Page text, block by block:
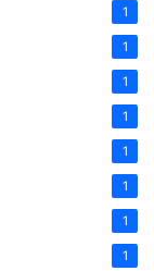
1
1
1
1
1
1
1
1